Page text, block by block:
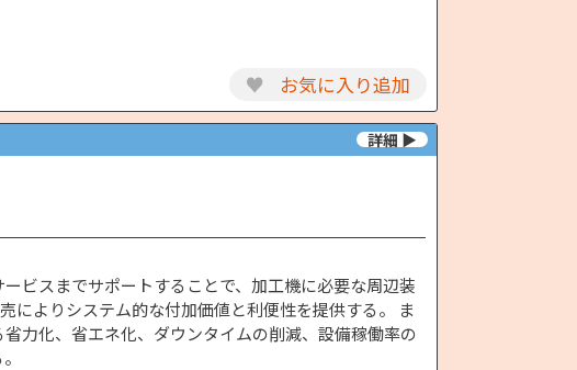
♥ お気に入り追加
ビスまでサポートすることで、加工機に必要な周辺装
によりシステム的な付加価値と利便性を提供する。 ま
力化、省エネ化、ダウンタイムの削減、設備稼働率の